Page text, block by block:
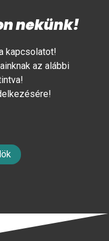
nekünk!
kapcsolatot!
az alábbi